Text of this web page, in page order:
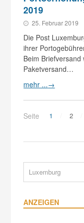
2019
25. Februar 2019
Die Post
ihrer
Beim
Paketversand…
mehr ...→
Seite 1 2
ANZEIGEN